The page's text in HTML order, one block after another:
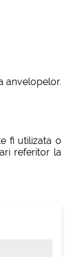
anvelopelor.
fi utilizata o
referitor la